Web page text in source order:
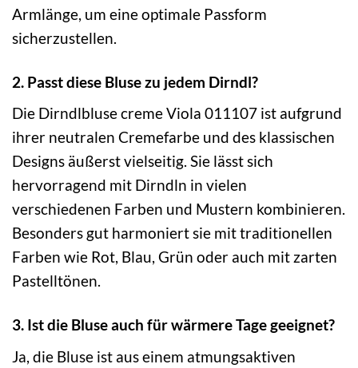
Armlänge, um eine optimale Passform
sicherzustellen.
2. Passt diese Bluse zu jedem Dirndl?
Die Dirndlbluse creme Viola 011107 ist aufgrund
ihrer neutralen Cremefarbe und des klassischen
Designs äußerst vielseitig. Sie lässt sich
hervorragend mit Dirndln in vielen
verschiedenen Farben und Mustern kombinieren.
Besonders gut harmoniert sie mit traditionellen
Farben wie Rot, Blau, Grün oder auch mit zarten
Pastelltönen.
3. Ist die Bluse auch für wärmere Tage geeignet?
Ja, die Bluse ist aus einem atmungsaktiven